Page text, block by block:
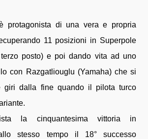
protagonista di una vera e propria
11 posizioni in Superpole
posto) e poi dando vita ad uno
con Razgatliouglu (Yamaha) che si
giri dalla fine quando il pilota turco
la cinquantesima vittoria in
stesso tempo il 18° successo